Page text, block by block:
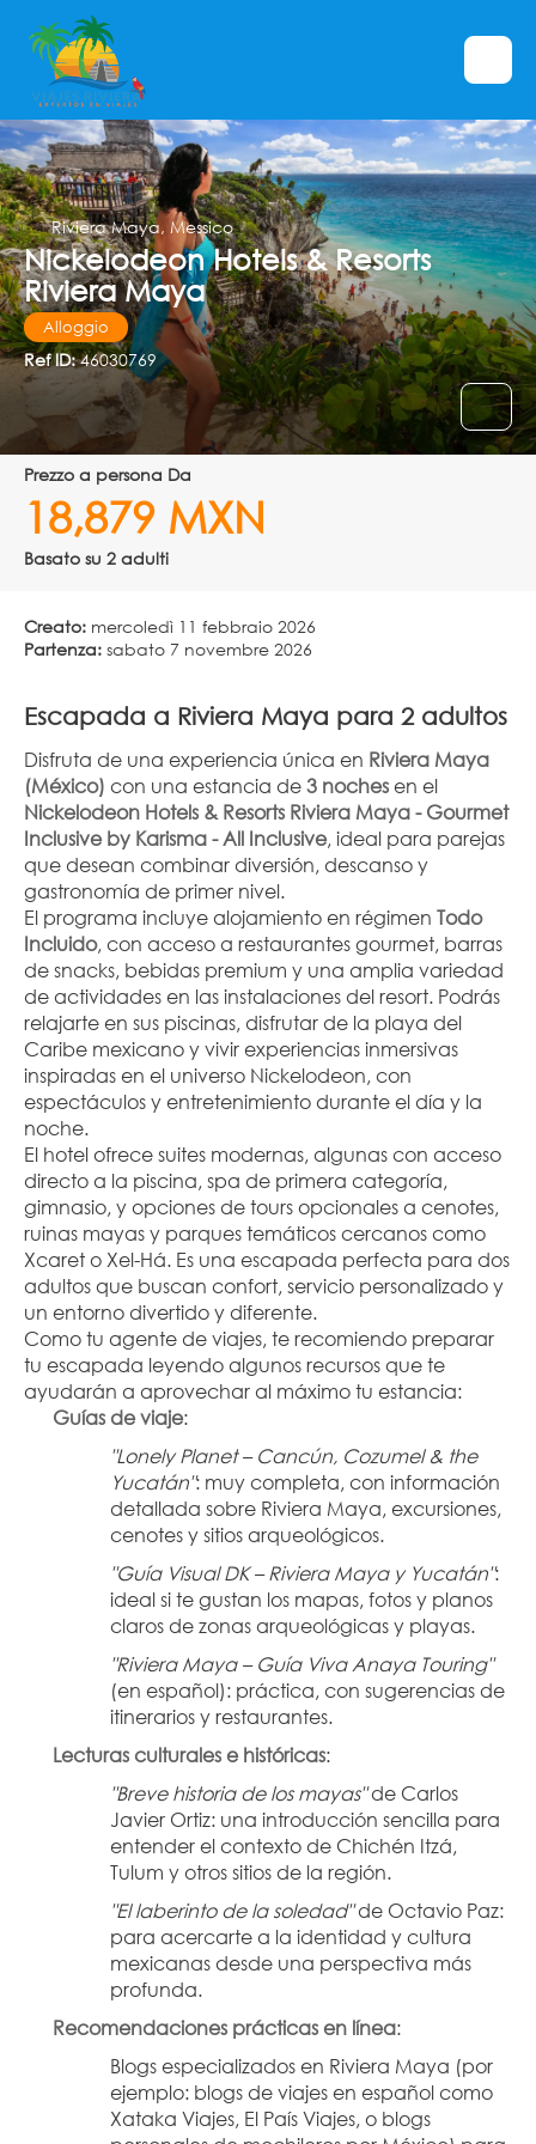
Riviera Maya, Messico
Nickelodeon Hotels & Resorts
Riviera Maya
Alloggio
Ref ID:46030769
prezzo a persona Da
18,879 MXN
Basato su 2 adulti
Creato: mercoledì 11 febbraio 2026
Partenza: sabato 7 novembre 2026
Escapada a Riviera Maya para 2 adultos
Disfruta de una experiencia única en Riviera Maya
(México) con una estancia de 3 noches
Nickelodeon Hotels & Resorts Riviera Maya - Gourmet
Inclusive by Karisma - All Inclusive, ideal para parejas
que desean combinar diversión, descanso y
gastronomía de primer nivel.
El programa incluye alojamiento en régimen Todo
Incluido, con acceso a restaurantes gourmet, barras
de snacks, bebidas premium y una amplia variedad
de actividades en las instalaciones del resort. Podrás
relajarte en sus piscinas, disfrutar de la playa del
Caribe mexicano y vivir experiencias inmersivas
inspiradas en el universo Nickelodeon, con
espectáculos y entretenimiento durante el día y la
noche.
El hotel ofrece suites modernas, algunas con acceso
directo a la piscina, spa de primera categoría,
gimnasio, y opciones de tours opcionales a cenotes,
ruinas mayas y parques temáticos cercanos como
Xcaret o Xel-Há. Es una escapada perfecta para dos
adultos que buscan confort, servicio personalizado y
un entorno divertido y diferente.
Como tu agente de viajes, te recomiendo preparar
tu escapada leyendo algunos recursos que te
ayudarán a aprovechar al máximo tu estancia:
Guías de viaje:
"Lonely Planet – Cancún, Cozumel & the
Yucatán": muy completa, con información
detallada sobre Riviera Maya, excursiones,
cenotes y sitios arqueológicos.
"Guía Visual DK – Riviera Maya y Yucatán":
ideal si te gustan los mapas, fotos y planos
claros de zonas arqueológicas y playas.
"Riviera Maya – Guía Viva Anaya Touring"
(en español): práctica, con sugerencias de
itinerarios y restaurantes.
Lecturas culturales e históricas:
"Breve historia de los mayas" de Carlos
Javier Ortiz: una introducción sencilla para
entender el contexto de Chichén Itzá,
Tulum y otros sitios de la región.
"El laberinto de la soledad" de Octavio Paz:
para acercarte a la identidad y cultura
mexicanas desde una perspectiva más
profunda.
Recomendaciones prácticas en línea:
Blogs especializados en Riviera Maya (por
ejemplo: blogs de viajes en español como
Xataka Viajes, El País Viajes, o blogs